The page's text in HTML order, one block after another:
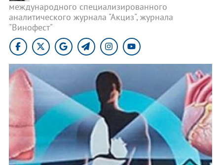
международного специализированного
аналитического журнала "Акциз", журнала
"Винофест"